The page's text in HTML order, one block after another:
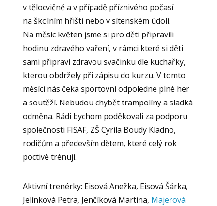
v tělocvičně a v případě příznivého počasí
na školním hřišti nebo v sítenském údolí.
Na měsíc květen jsme si pro děti připravili
hodinu zdravého vaření, v rámci které si děti
sami připraví zdravou svačinku dle kuchařky,
kterou obdržely při zápisu do kurzu. V tomto
měsíci nás čeká sportovní odpoledne plné her
a soutěží. Nebudou chybět trampolíny a sladká
odměna. Rádi bychom poděkovali za podporu
společnosti FISAF, ZŠ Cyrila Boudy Kladno,
rodičům a především dětem, které celý rok
poctivě trénují.
Aktivní trenérky: Eisová Anežka, Eisová Šárka,
Jelínková Petra, Jenčíková Martina, Majerová